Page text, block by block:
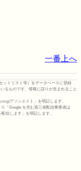
一番上へ
ットリスト等）をデータベースに登録
るものです。情報に誤りが含まれること
アソシエイト」を明記します。
「Google を含む第三者配信事業者は
信します」を明記します。